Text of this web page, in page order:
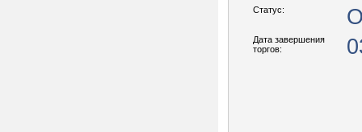
Статус:
Дата завершения
торгов: